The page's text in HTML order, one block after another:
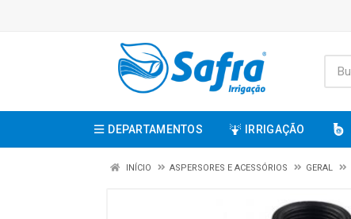
DEPARTAMENTOS IRRIGAÇÃO
INÍCIO ASPERSORES E ACESSÓRIOS GERAL